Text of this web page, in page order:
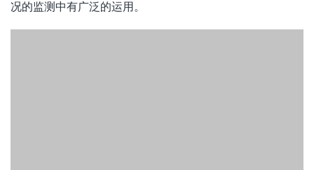
况的监测中有广泛的运用。